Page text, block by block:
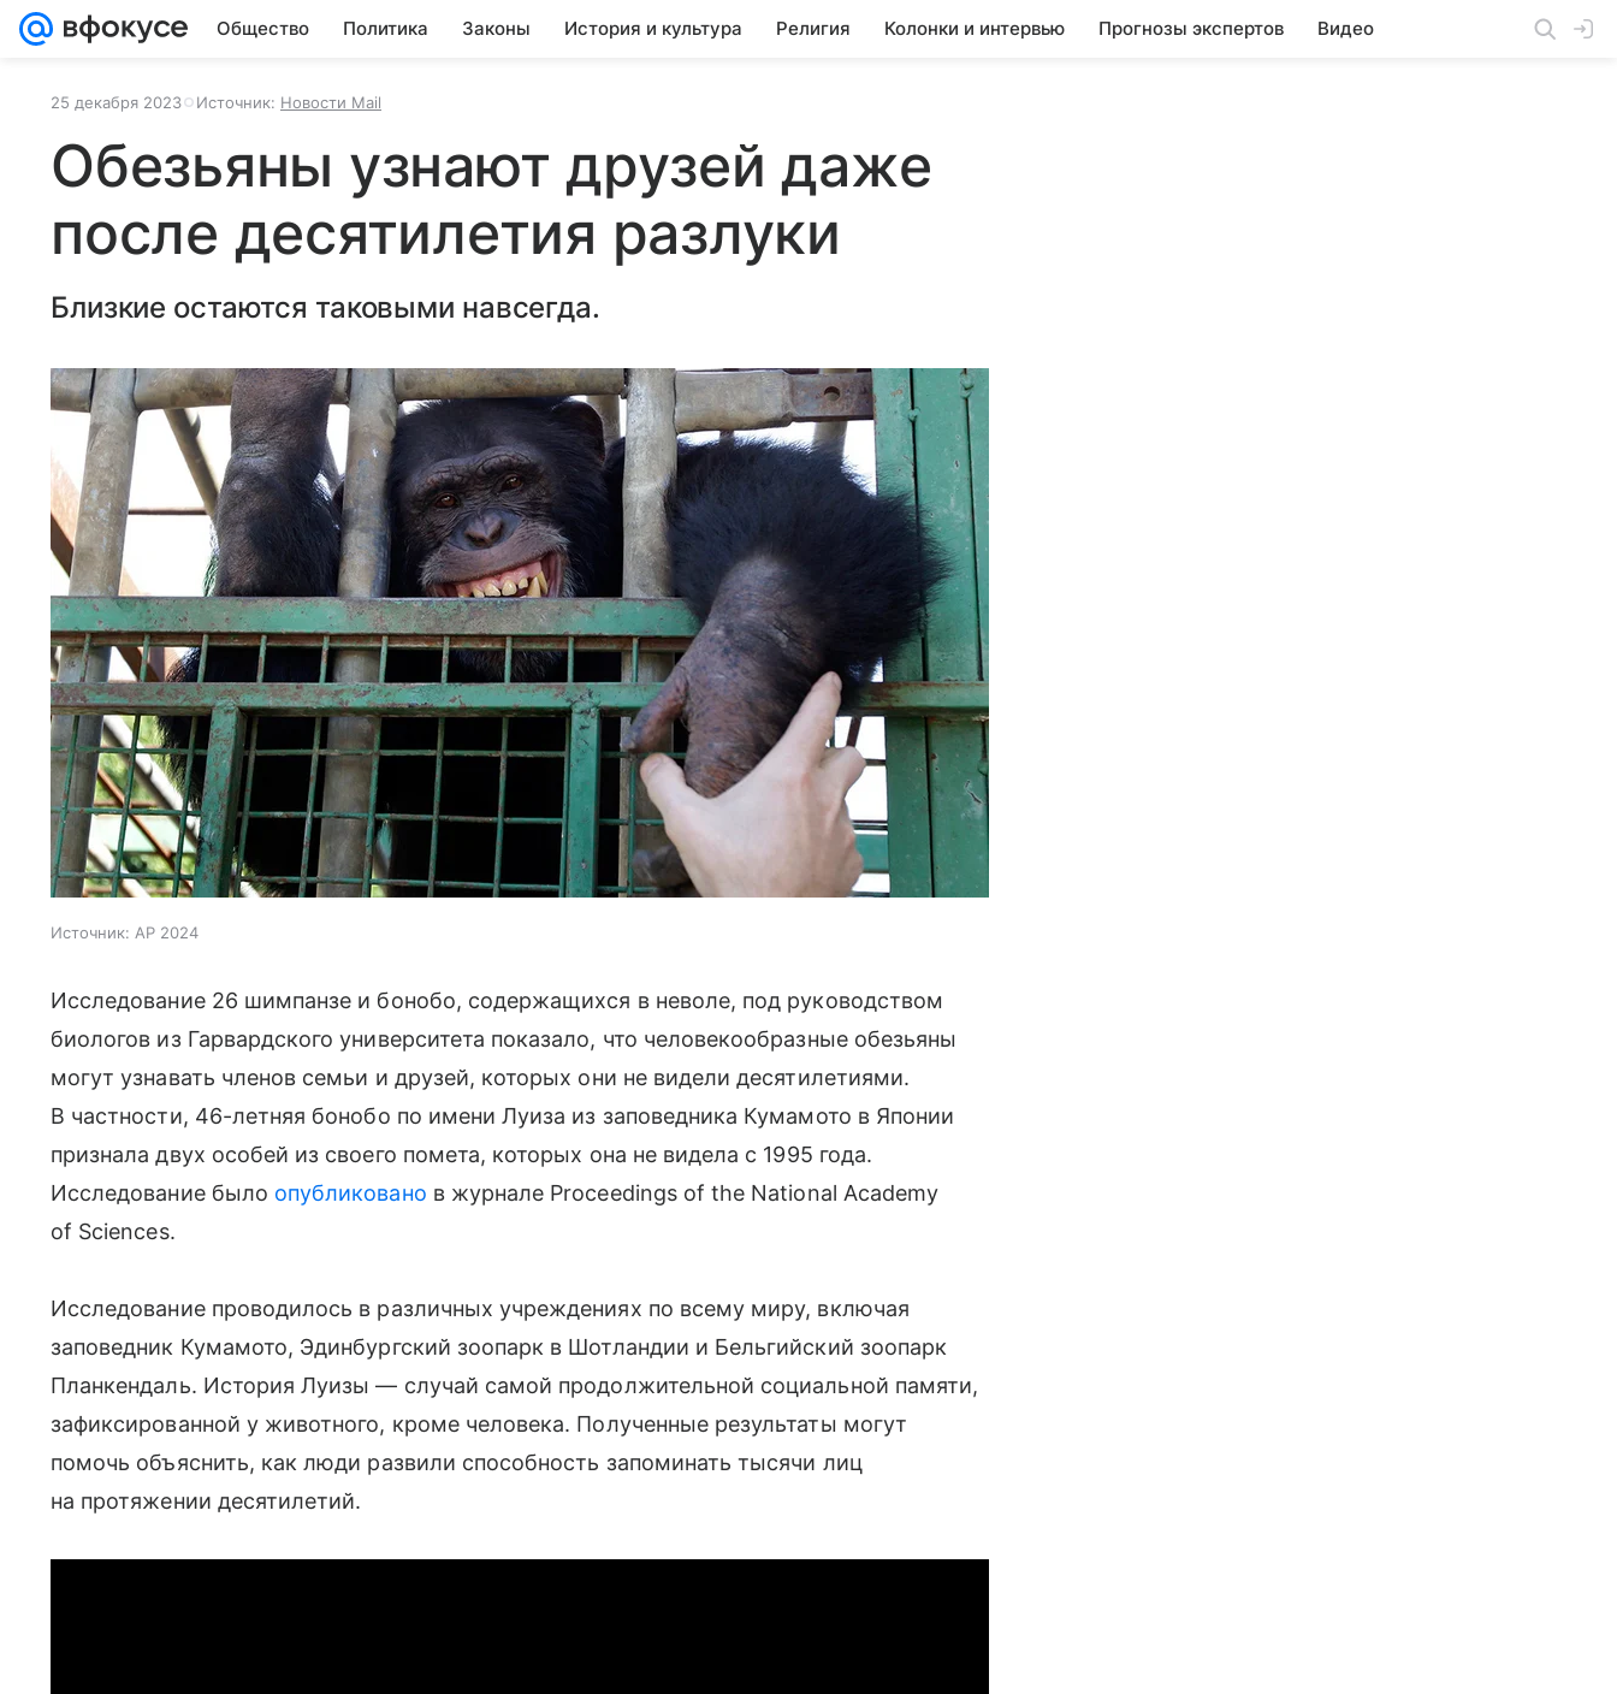
Общество Политика Законы История и культура Религия Колонки и интервью Прогнозы экспертов Видео
25 декабря 2023 Источник: Новости Mail
Обезьяны узнают друзей даже
после десятилетия разлуки
Близкие остаются таковыми навсегда.
Источник: AP 2024
Исследование 26 шимпанзе и бонобо, содержащихся в неволе, под руководством
биологов из Гарвардского университета показало, что человекообразные обезьяны
могут узнавать членов семьи и друзей, которых они не видели десятилетиями.
В частности, 46-летняя бонобо по имени Луиза из заповедника Кумамото в Японии
признала двух особей из своего помета, которых она не видела с 1995 года.
Исследование было опубликовано в журнале Proceedings of the National Academy
of Sciences.
Исследование проводилось в различных учреждениях по всему миру, включая
заповедник Кумамото, Эдинбургский зоопарк в Шотландии и Бельгийский зоопарк
Планкендаль. История Луизы — случай самой продолжительной социальной памяти,
зафиксированной у животного, кроме человека. Полученные результаты могут
помочь объяснить, как люди развили способность запоминать тысячи лиц
на протяжении десятилетий.